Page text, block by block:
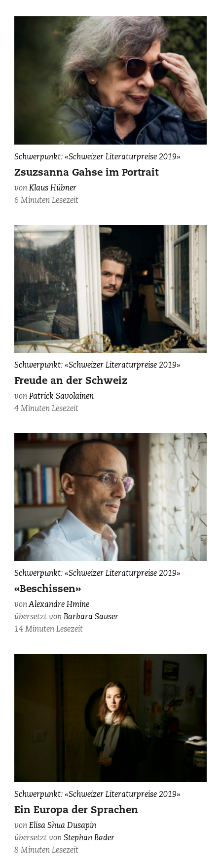
Zsuzsanna
fotografiert
von
Maurice
Schwerpunkt: «Schweizer Literaturpreise 2019»
Zsuzsanna Gahse im Portrait
vonKlaus Hübner
6 Minuten Lesezeit
Patrick
fotografiert
von
Maurice
Schwerpunkt: «Schweizer Literaturpreise 2019»
Freude an der Schweiz
vonPatrick Savolainen
4 Minuten Lesezeit
Alexandre
fotografiert
von
Maurice
Haas.
Schwerpunkt: «Schweizer Literaturpreise 2019»
«Beschissen»
vonAlexandre Hmine
übersetzt vonBarbara Sauser
14 Minuten Lesezeit
Elisa
Dusapin,
fotografiert
von
Maurice
Schwerpunkt: «Schweizer Literaturpreise 2019»
Ein Europa der Sprachen
vonElisa Shua Dusapin
übersetzt vonStephan Bader
8 Minuten Lesezeit